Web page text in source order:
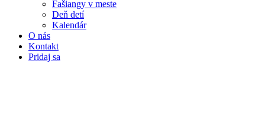
Fašiangy v meste
Deň detí
Kalendár
O nás
Kontakt
Pridaj sa